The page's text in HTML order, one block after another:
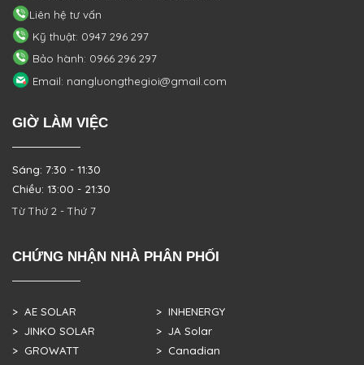
Liên hệ tư vấn
Kỹ thuật: 0947 296 297
Bảo hành: 0966 296 297
Email: nangluongthegioi@gmail.com
GIỜ LÀM VIỆC
Sáng: 7:30 - 11:30
Chiều: 13:00 - 21:30
Từ Thứ 2 - Thứ 7
CHỨNG NHẬN NHÀ PHÂN PHỐI
> AE SOLAR
> JINKO SOLAR
> GROWATT
> INHENERGY
> JA Solar
> Canadian